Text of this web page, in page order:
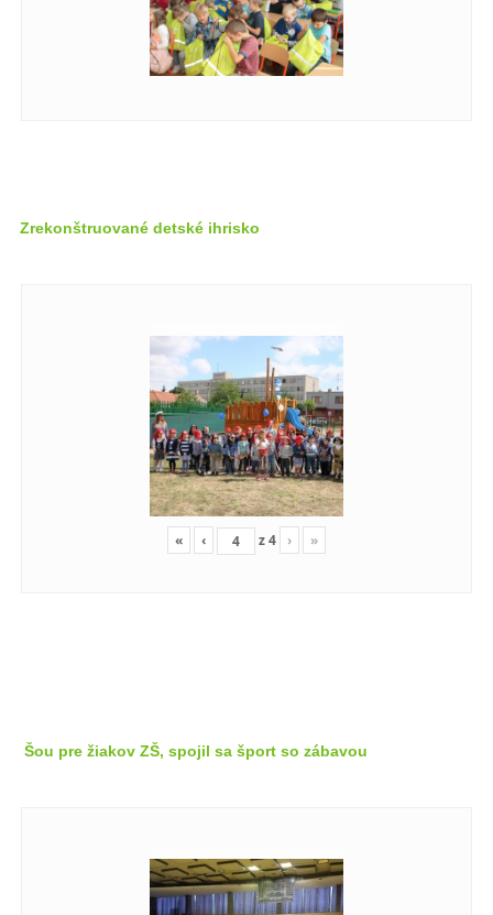
Zrekonštruované detské ihrisko
« ‹ z4 › »
Šou pre žiakov ZŠ, spojil sa šport so zábavou